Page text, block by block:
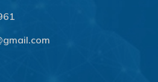
Slovenčina